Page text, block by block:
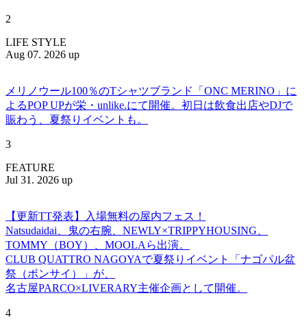
2
LIFE STYLE
Aug 07. 2026 up
メリノウール100％のTシャツブランド「ONC MERINO」に
よるPOP UPが栄・unlike.にて開催。初日は飲食出店やDJで
賑わう、夏祭りイベントも。
3
FEATURE
Jul 31. 2026 up
【更新TT発表】入場無料の屋内フェス！
Natsudaidai、鬼の右腕、NEWLY×TRIPPYHOUSING、
TOMMY（BOY）、MOOLAら出演。
CLUB QUATTRO NAGOYAで夏祭りイベント「ナゴパル盆
祭（ボンサイ）」が、
名古屋PARCO×LIVERARY主催企画として開催。
4